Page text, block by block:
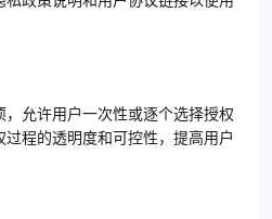
允许用户一次性或逐个选择授权
程的透明度和可控性，提高用户